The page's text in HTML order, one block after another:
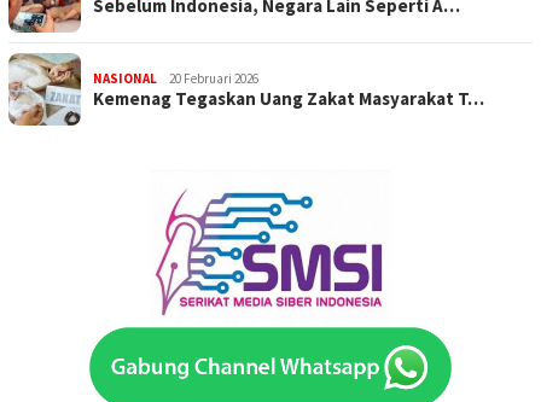
Sebelum Indonesia, Negara Lain Seperti A…
NASIONAL 20 Februari 2026
Kemenag Tegaskan Uang Zakat Masyarakat T…